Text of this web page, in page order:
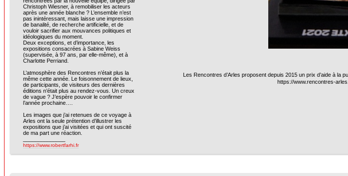
Christoph Wiesner, à remobiliser les acteurs
après une année blanche ? L’ensemble n’est
pas inintéressant, mais laisse une impression
de banalité, de recherche artificielle, et de
vouloir sacrifier aux mouvances politiques et
idéologiques du moment.
Deux exceptions, et d’importance, les
expositions consacrées à Sabine Weiss
(supervisée, à 97 ans, par elle-même), et à
Charlotte Perriand.
L’atmosphère des Rencontres n’était plus la
même cette année. Le foisonnement de lieux,
de participants, de visiteurs des dernières
éditions n’était plus au rendez-vous. Un creux
de vague ? J’espère pouvoir le confirmer
l’année prochaine….
Les images que j’ai retenues de ce voyage à
Arles ont la seule prétention d’illustrer les
expositions que j’ai visitées et qui ont suscité
de ma part une réaction.
https://www.robertfarhi.fr
Les Rencontres d’Arles proposent depuis 2015 un prix d’aide à la
https://www.rencontres-